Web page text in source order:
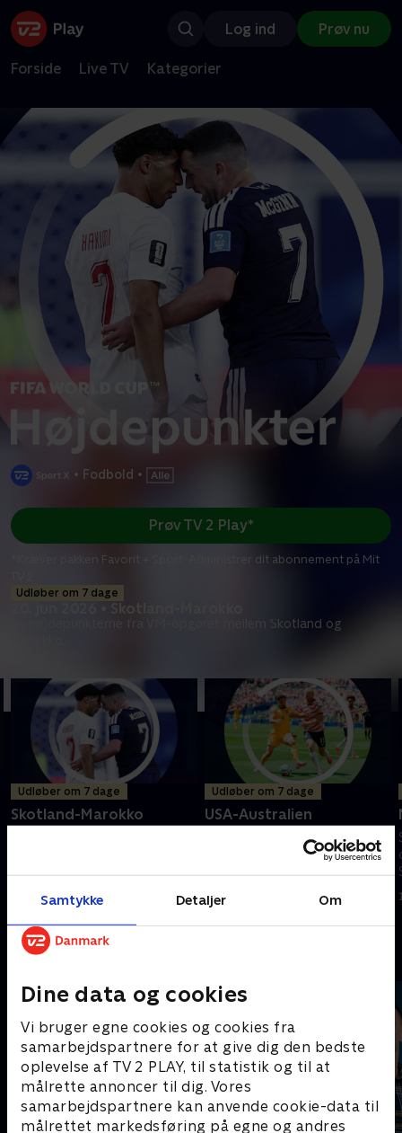
Samtykke Detaljer Om
Dine data og cookies
Vi bruger egne cookies og cookies fra
samarbejdspartnere for at give dig den bedste
oplevelse af TV 2 PLAY, til statistik og til at
målrette annoncer til dig. Vores
samarbejdspartnere kan anvende cookie-data til
målrettet markedsføring på egne og andres
Log ind Prøv nu
Forside Live TV Kategorier
• Fodbold •
Udløber om 7 dage
Se højdepunkterne fra VM-opgøret mellem Skotland og
Prøv TV 2 Play*
*Kræver pakken Favorit + Sport. Administrer dit abonnement på Mit
Udløber om 7 dage
Skotland-Marokko
20. juni 2026 • 5 min
Udløber om 7 dage
USA-Australien
Se højdepunkterne fra VM-
opgøret mellem USA og
19. juni 2026 • 5 min
Andre så også